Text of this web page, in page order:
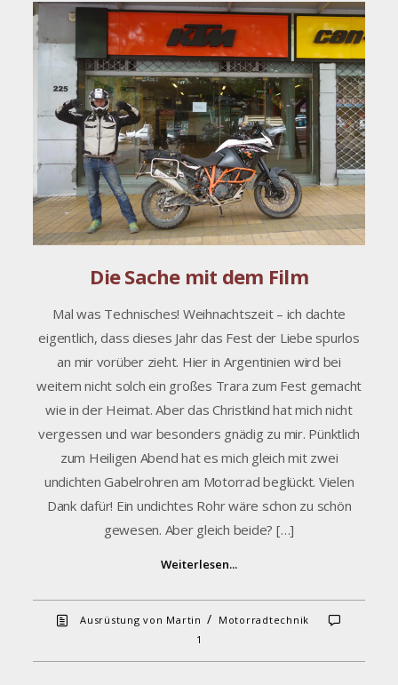
Die Sache mit dem Film
Mal was Technisches! Weihnachtszeit – ich dachte
eigentlich, dass dieses Jahr das Fest der Liebe spurlos
an mir vorüber zieht. Hier in Argentinien wird bei
weitem nicht solch ein großes Trara zum Fest gemacht
wie in der Heimat. Aber das Christkind hat mich nicht
vergessen und war besonders gnädig zu mir. Pünktlich
zum Heiligen Abend hat es mich gleich mit zwei
undichten Gabelrohren am Motorrad beglückt. Vielen
Dank dafür! Ein undichtes Rohr wäre schon zu schön
gewesen. Aber gleich beide? […]
Weiterlesen...
Ausrüstung von Martin / Motorradtechnik
1